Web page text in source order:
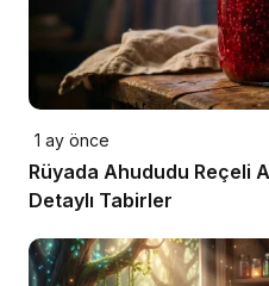
1 ay önce
Rüyada Ahududu Reçeli
Detaylı Tabirler